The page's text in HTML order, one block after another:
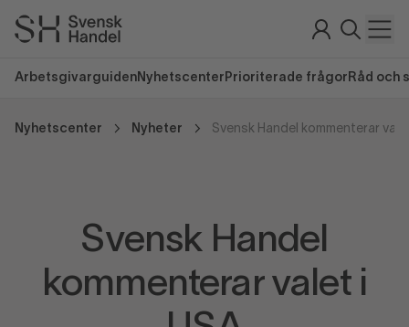
Arbetsgivarguiden Nyhetscenter Prioriterade frågor Råd och
Nyhetscenter Nyheter Svensk Handel kommenterar
Svensk Handel
kommenterar valet i